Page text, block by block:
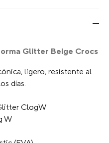
Glitter Beige Crocs
ligero, resistente al
días.
ClogW
W